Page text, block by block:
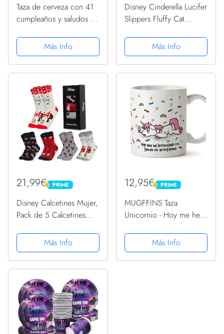
Taza de cerveza con 41
cumpleaños y saludos a
Más Info
Disney Cinderella Lucifer
Slippers Fluffy Cat
41-42 EUMás Info
21,99€ PRIME
PRIME
Disney Calcetines Mujer,
Pack de 5 Calcetines
Mickey y Minnie,
Merchandising Oficial
Regalos Originales Para
Adolescente...
Más Info
12,95€ PRIME
PRIME
MUGFFINS Taza
Unicornio - Hoy me he
acostarme - Regalo
Original con Frases
Divertidas para
Más Info